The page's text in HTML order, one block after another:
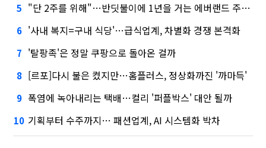
5 "단 2주를 위해"…반딧불이에 1년을 거는 에버랜드 주키퍼
6 '사내 복지=구내 식당'…급식업계, 차별화 경쟁 본격화
7 '탈팡족'은 정말 쿠팡으로 돌아온 걸까
8 [르포]다시 불은 켰지만…홈플러스, 정상화까진 '까마득'
9 폭염에 녹아내리는 택배…컬리 '퍼플박스' 대안 될까
10 기획부터 수주까지… 패션업계, AI 시스템화 박차